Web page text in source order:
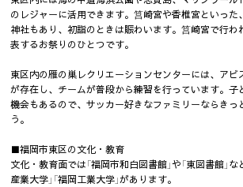
のレジャーに活用できます。筥崎宮や香椎宮といっ
神社もあり、初詣のときは賑わいます。筥崎宮で行わ
表するお祭りのひとつです。
東区内の雁の巣レクリエーションセンターには、アビ
が存在し、チームが普段から練習を行っています。子
機会もあるので、サッカー好きなファミリーならきっ
う。
■福岡市東区の文化・教育
文化・教育面では「福岡市和白図書館」や「東図書館」
産業大学」「福岡工業大学」があります。